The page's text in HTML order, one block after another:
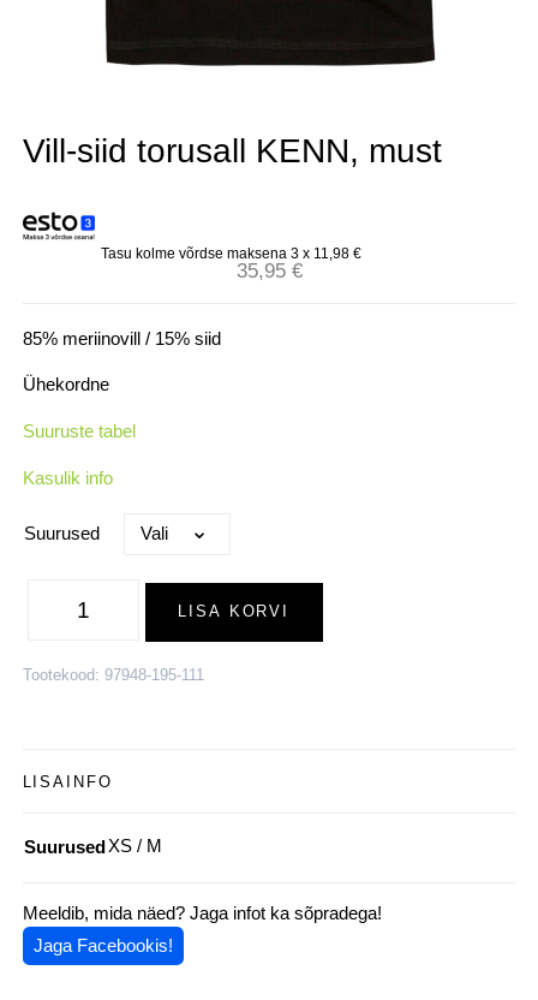
Vill-siid torusall KENN, must
Tasu kolme võrdse maksena 3 x 11,98 €
35,95 €
85% meriinovill / 15% siid
Ühekordne
Suuruste tabel
Kasulik info
Suurused
kogus
LISA KORVI
Tootekood: 97948-195-111
LISAINFO
Suurused XS / M
Meeldib, mida näed? Jaga infot ka sõpradega!
Jaga Facebookis!